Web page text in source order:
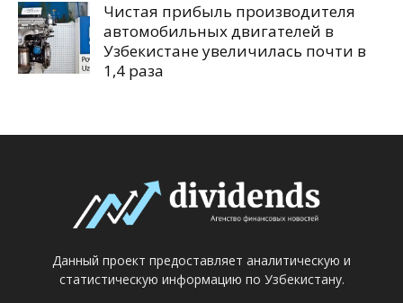
Чистая прибыль производителя
автомобильных двигателей в
Узбекистане увеличилась почти в
1,4 раза
Данный проект предоставляет аналитическую и
статистическую информацию по Узбекистану.